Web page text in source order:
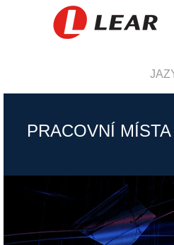
PRACOVNÍ